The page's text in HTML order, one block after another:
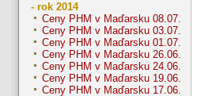
- rok 2014
Ceny PHM v Maďarsku 08.07.
Ceny PHM v Maďarsku 03.07.
Ceny PHM v Maďarsku 01.07.
Ceny PHM v Maďarsku 26.06.
Ceny PHM v Maďarsku 24.06.
Ceny PHM v Maďarsku 19.06.
Ceny PHM v Maďarsku 17.06.